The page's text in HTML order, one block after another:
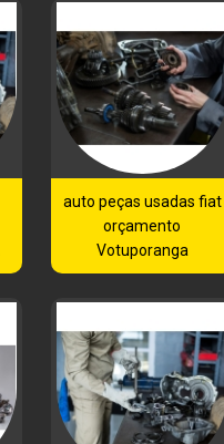
auto peças usadas fiat
orçamento
Votuporanga